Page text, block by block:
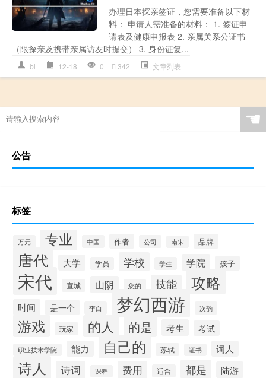
办理日本探亲签证，您需要准备以下材
料： 申请人需准备的材料： 1. 签证申
请表及健康申报表 2. 亲属关系公证书
（限探亲及携带亲属访友时提交） 3. 身份证复...
bl 12-18 0 342 文章列表
☚
公告
标签
万元 专业 中国 作者 公司 南宋 品牌
唐代 大学 学员 学校 学生 学院 孩子
宋代 宣城 山阴 您的 技能 攻略
时间 是一个 李白 梦幻西游 次韵
游戏 玩家 的人 的是 考生 考试
职业技术学院 能力 自己的 苏轼 证书 词人
诗人 诗词 课程 费用 适合 都是 陆游